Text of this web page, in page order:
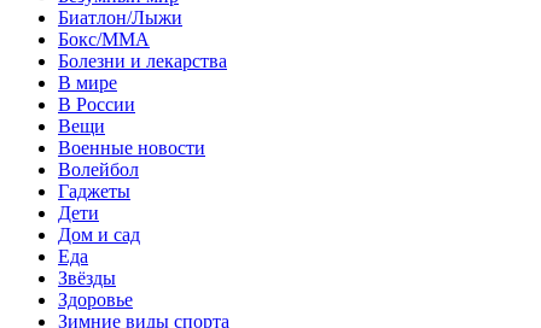
Биатлон/Лыжи
Бокс/MMA
Болезни и лекарства
В мире
В России
Вещи
Военные новости
Волейбол
Гаджеты
Дети
Дом и сад
Еда
Звёзды
Здоровье
Зимние виды спорта